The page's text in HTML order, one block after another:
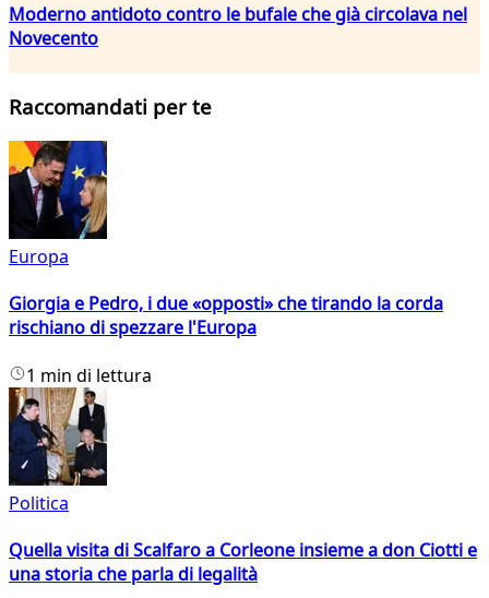
Moderno antidoto contro le bufale che già circolava nel
Novecento
Raccomandati per te
Europa
Giorgia e Pedro, i due «opposti» che tirando la corda
rischiano di spezzare l'Europa
1 min di lettura
Politica
Quella visita di Scalfaro a Corleone insieme a don Ciotti e
una storia che parla di legalità